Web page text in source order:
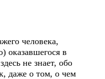
человека,
оказавшегося в
не знает, обо
даже о том, о чем